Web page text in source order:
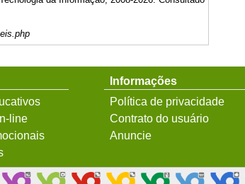
line
Informações
Política de privacidade
Contrato do usuário
Anuncie